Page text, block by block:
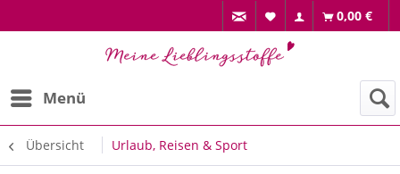
0,00 €
Menü
Übersicht Urlaub, Reisen & Sport